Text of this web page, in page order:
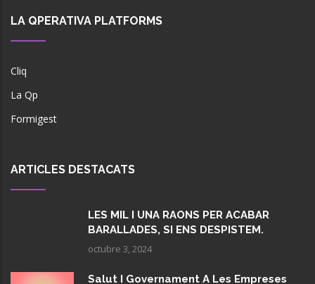
LA QPERATIVA PLATFORMS
Cliq
La Qp
Formigest
ARTICLES DESTACATS
LES MIL I UNA RAONS PER ACABAR
BARALLADES, SI ENS DESPISTEM.
octubre 3, 2024
Salut I Governament A Les Empreses